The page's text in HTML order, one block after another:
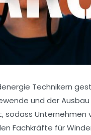
Technikern
und der
sodass
Fachkräfte für